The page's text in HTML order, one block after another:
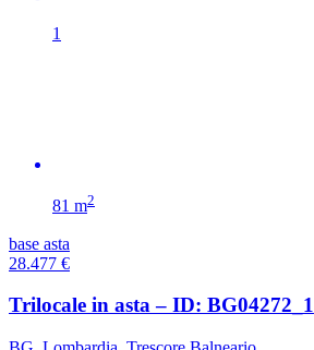
1
81 m2
base asta
28.477 €
Trilocale in asta – ID: BG04272_1